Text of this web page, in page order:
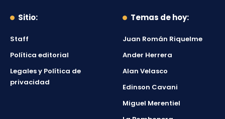
Sitio:
Staff
Política editorial
Legales y Política de
privacidad
Temas de hoy:
Juan Román Riquelme
Ander Herrera
Alan Velasco
Edinson Cavani
Miguel Merentiel